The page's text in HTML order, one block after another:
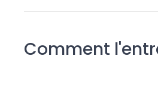
Comment